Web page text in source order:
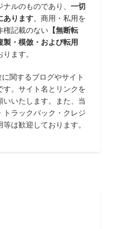
ナルのものであり、一切
あります。商用・私用を
権記載のない 【無断転
・模倣・および転用
ります。
関するブログやサイト
す。サイト名とリンクを
いたします。また、当
トラックバック・クレジ
は歓迎しております。